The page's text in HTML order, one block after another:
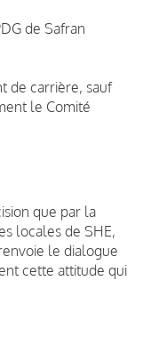
de Safran
de carrière, sauf
le Comité
que par la
locales de SHE,
le dialogue
cette attitude qui